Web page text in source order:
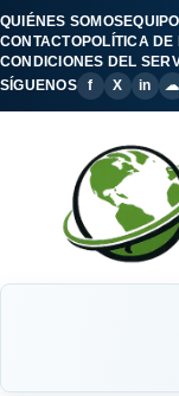
QUIÉNES SOMOS
CONTACTOPOLÍTICA DE
CONDICIONES DEL
SÍGUENOS
f X in ☁